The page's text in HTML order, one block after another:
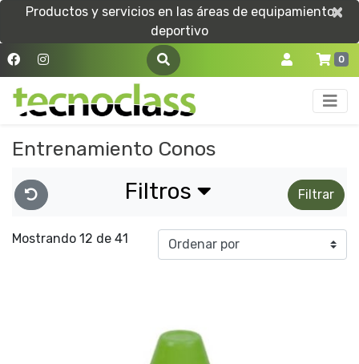
Productos y servicios en las áreas de equipamiento
deportivo
×
×
0
Entrenamiento Conos
Filtros Filtrar
Mostrando 12 de 41